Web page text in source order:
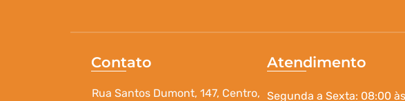
Contato
Rua Santos Dumont, 147, Centro,
Atendimento
Segunda a Sexta: 08:00